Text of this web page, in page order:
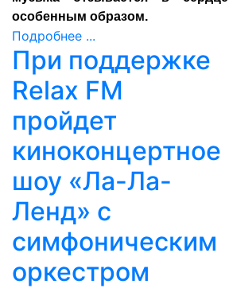
особенным образом.
Подробнее ...
При поддержке
Relax FM
пройдет
киноконцертное
шоу «Ла-Ла-
Ленд» с
симфоническим
оркестром